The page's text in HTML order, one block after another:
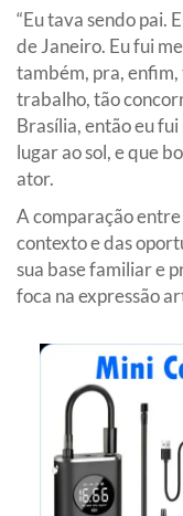
“Eu tava sendo pai.
de Janeiro. Eu fui
também, pra,
trabalho, tão
Brasília, então eu
lugar ao sol, e que
ator.
A comparação entre
contexto e das
sua base familiar e
foca na expressão